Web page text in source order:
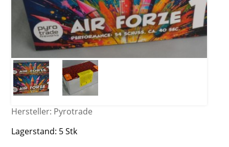
Hersteller: Pyrotrade
Lagerstand: 5 Stk